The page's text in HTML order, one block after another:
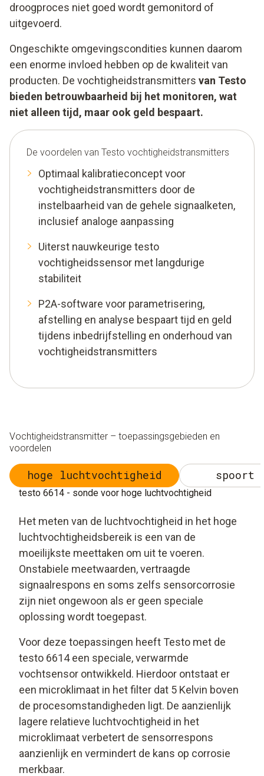
droogproces niet goed wordt gemonitord of
uitgevoerd.
Ongeschikte omgevingscondities kunnen daarom
een enorme invloed hebben op de kwaliteit van
producten. De vochtigheidstransmitters van Testo
bieden betrouwbaarheid bij het monitoren, wat
niet alleen tijd, maar ook geld bespaart.
De voordelen van Testo vochtigheidstransmitters
Optimaal kalibratieconcept voor
vochtigheidstransmitters door de
instelbaarheid van de gehele signaalketen,
inclusief analoge aanpassing
Uiterst nauwkeurige testo
vochtigheidssensor met langdurige
stabiliteit
P2A-software voor parametrisering,
afstelling en analyse bespaart tijd en geld
tijdens inbedrijfstelling en onderhoud van
vochtigheidstransmitters
Vochtigheidstransmitter – toepassingsgebieden en
voordelen
hoge luchtvochtigheid spoort
testo 6614 - sonde voor hoge luchtvochtigheid
Het meten van de luchtvochtigheid in het hoge
luchtvochtigheidsbereik is een van de
moeilijkste meettaken om uit te voeren.
Onstabiele meetwaarden, vertraagde
signaalrespons en soms zelfs sensorcorrosie
zijn niet ongewoon als er geen speciale
oplossing wordt toegepast.
Voor deze toepassingen heeft Testo met de
testo 6614 een speciale, verwarmde
vochtsensor ontwikkeld. Hierdoor ontstaat er
een microklimaat in het filter dat 5 Kelvin boven
de procesomstandigheden ligt. De aanzienlijk
lagere relatieve luchtvochtigheid in het
microklimaat verbetert de sensorrespons
aanzienlijk en vermindert de kans op corrosie
merkbaar.